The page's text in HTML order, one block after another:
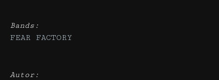
Bands:
FEAR FACTORY
Autor: